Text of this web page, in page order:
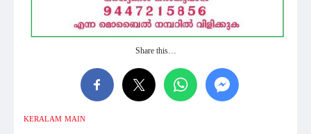
Share this…
KERALAM MAIN